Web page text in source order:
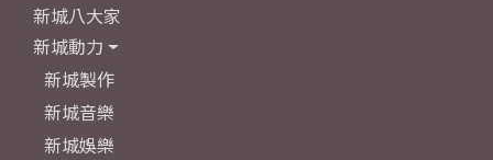
新城八大家
新城動力
新城製作
新城音樂
新城娛樂